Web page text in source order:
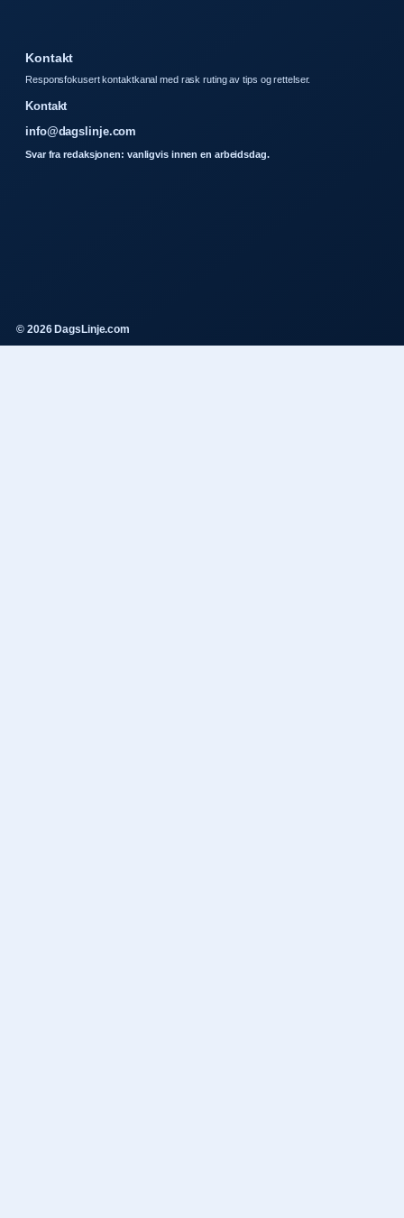
Kontakt
Responsfokusert kontaktkanal med rask ruting av tips og rettelser.
Kontakt
info@dagslinje.com
Svar fra redaksjonen: vanligvis innen en arbeidsdag.
© 2026 DagsLinje.com